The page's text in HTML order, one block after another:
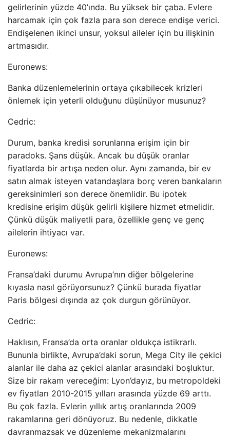
gelirlerinin yüzde 40’ında. Bu yüksek bir çaba. Evlere
harcamak için çok fazla para son derece endişe verici.
Endişelenen ikinci unsur, yoksul aileler için bu ilişkinin
artmasıdır.
Euronews:
Banka düzenlemelerinin ortaya çıkabilecek krizleri
önlemek için yeterli olduğunu düşünüyor musunuz?
Cedric:
Durum, banka kredisi sorunlarına erişim için bir
paradoks. Şans düşük. Ancak bu düşük oranlar
fiyatlarda bir artışa neden olur. Aynı zamanda, bir ev
satın almak isteyen vatandaşlara borç veren bankaların
gereksinimleri son derece önemlidir. Bu ipotek
kredisine erişim düşük gelirli kişilere hizmet etmelidir.
Çünkü düşük maliyetli para, özellikle genç ve genç
ailelerin ihtiyacı var.
Euronews:
Fransa’daki durumu Avrupa’nın diğer bölgelerine
kıyasla nasıl görüyorsunuz? Çünkü burada fiyatlar
Paris bölgesi dışında az çok durgun görünüyor.
Cedric:
Haklısın, Fransa’da orta oranlar oldukça istikrarlı.
Bununla birlikte, Avrupa’daki sorun, Mega City ile çekici
alanlar ile daha az çekici alanlar arasındaki boşluktur.
Size bir rakam vereceğim: Lyon’dayız, bu metropoldeki
ev fiyatları 2010-2015 yılları arasında yüzde 69 arttı.
Bu çok fazla. Evlerin yıllık artış oranlarında 2009
rakamlarına geri dönüyoruz. Bu nedenle, dikkatle
davranmazsak ve düzenleme mekanizmalarını